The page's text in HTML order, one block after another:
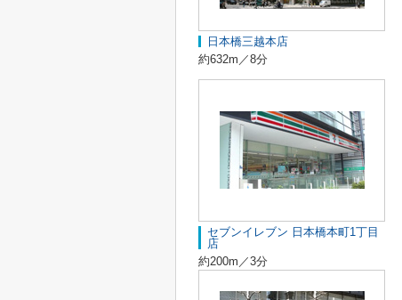
日本橋三越本店
約632m／8分
セブンイレブン 日本橋本町1丁目
店
約200m／3分